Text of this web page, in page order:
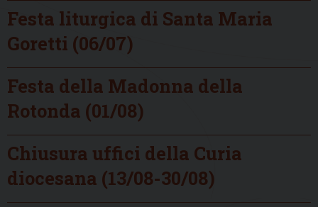
Festa liturgica di Santa Maria
Goretti (06/07)
Festa della Madonna della
Rotonda (01/08)
Chiusura uffici della Curia
diocesana (13/08-30/08)